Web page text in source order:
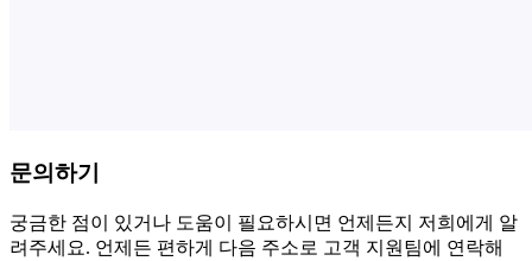
문의하기
궁금한 점이 있거나 도움이 필요하시면 언제든지 저희에게 알
려주세요. 언제든 편하게 다음 주소로 고객 지원팀에 연락해